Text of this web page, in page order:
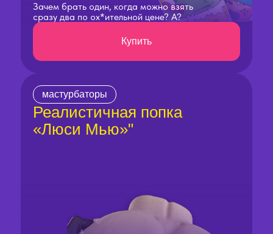
Зачем брать один, когда можно взять
сразу два по ох*ительной цене? А?
Купить
мастурбаторы
Реалистичная попка
«Люси Мью»"